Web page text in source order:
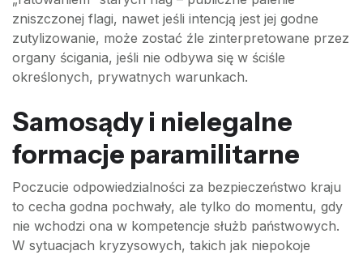
zniszczonej flagi, nawet jeśli intencją jest jej godne
zutylizowanie, może zostać źle zinterpretowane przez
organy ścigania, jeśli nie odbywa się w ściśle
określonych, prywatnych warunkach.
Samosądy i nielegalne
formacje paramilitarne
Poczucie odpowiedzialności za bezpieczeństwo kraju
to cecha godna pochwały, ale tylko do momentu, gdy
nie wchodzi ona w kompetencje służb państwowych.
W sytuacjach kryzysowych, takich jak niepokoje